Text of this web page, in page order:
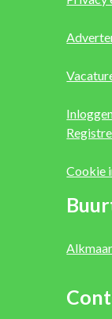
Cookie
Alkmaar